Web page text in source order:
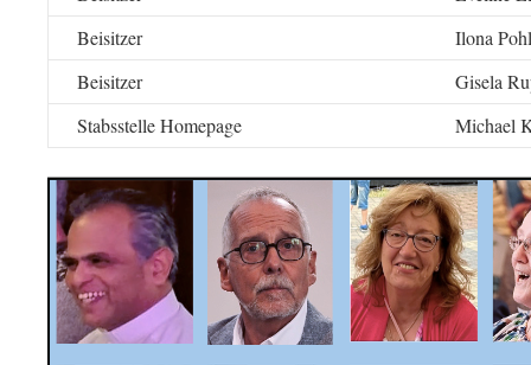
Beisitzer
Ilona Pohl
Beisitzer
Gisela
Stabsstelle Homepage
Michael